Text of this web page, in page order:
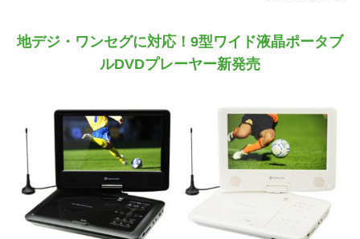
地デジ・ワンセグに対応！9型ワイド液晶ポータブ
ルDVDプレーヤー新発売